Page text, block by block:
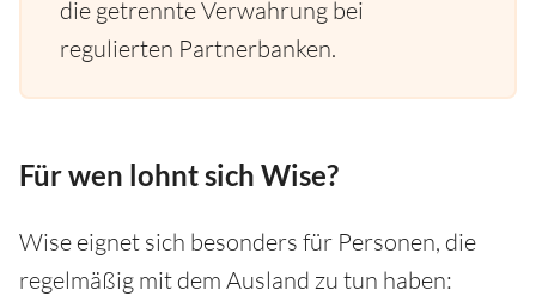
die getrennte Verwahrung bei
regulierten Partnerbanken.
Für wen lohnt sich Wise?
Wise eignet sich besonders für Personen, die
regelmäßig mit dem Ausland zu tun haben: